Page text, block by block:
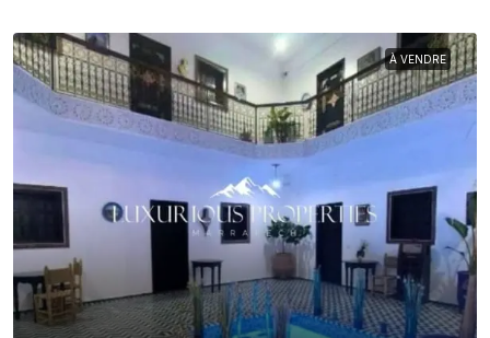
À VENDRE